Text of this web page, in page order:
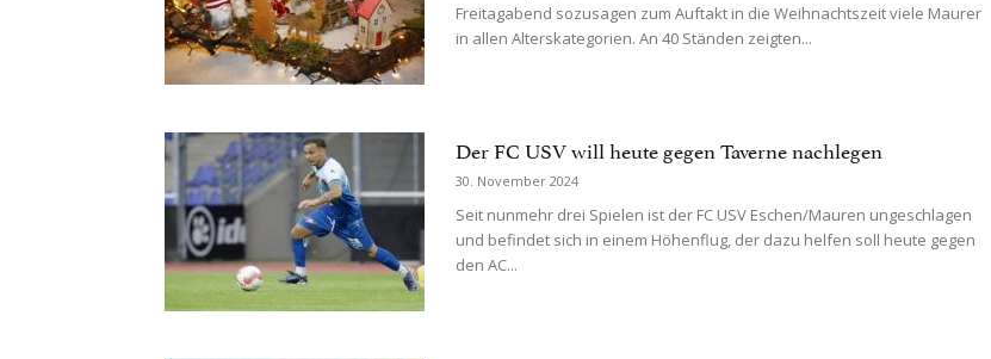
Freitagabend sozusagen zum Auftakt in die Weihnachtszeit viele Maurer
in allen Alterskategorien. An 40 Ständen zeigten...
Der FC USV will heute gegen Taverne nachlegen
30. November 2024
Seit nunmehr drei Spielen ist der FC USV Eschen/Mauren ungeschlagen
und befindet sich in einem Höhenflug, der dazu helfen soll heute gegen
den AC...